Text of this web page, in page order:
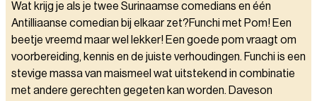
Wat krijg je als je twee Surinaamse comedians en één
Antilliaanse comedian bij elkaar zet?Funchi met Pom! Een
beetje vreemd maar wel lekker! Een goede pom vraagt om
voorbereiding, kennis en de juiste verhoudingen. Funchi is een
stevige massa van maismeel wat uitstekend in combinatie
met andere gerechten gegeten kan worden. Daveson